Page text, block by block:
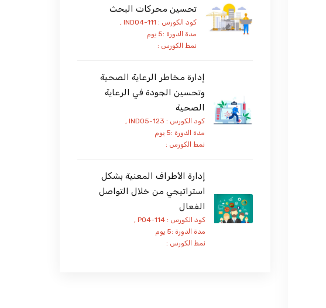
تحسين محركات البحث
كود الكورس : IND04-111 ,
مدة الدورة :5 يوم
نمط الكورس :
إدارة مخاطر الرعاية الصحية
وتحسين الجودة في الرعاية
الصحية
كود الكورس : IND05-123 ,
مدة الدورة :5 يوم
نمط الكورس :
إدارة الأطراف المعنية بشكل
استراتيجي من خلال التواصل
الفعال
كود الكورس : PO4-114 ,
مدة الدورة :5 يوم
نمط الكورس :